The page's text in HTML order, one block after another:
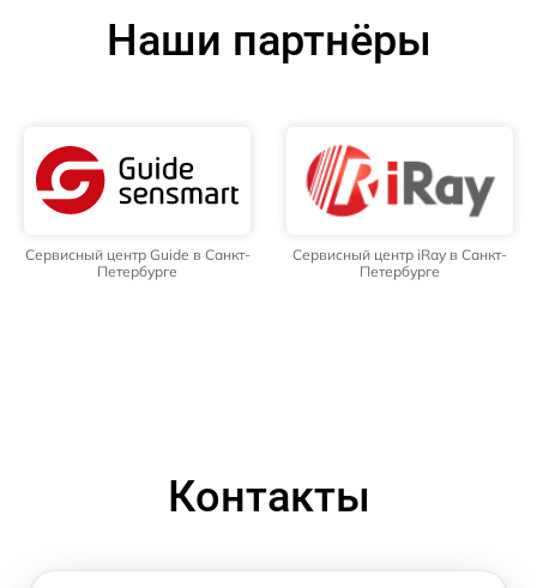
Наши партнёры
Сервисный центр Guide в Санкт-
Петербурге
Сервисный центр iRay в Санкт-
Петербурге
Контакты